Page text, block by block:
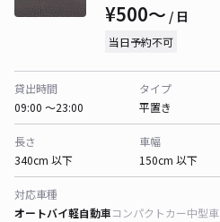
¥500〜 / 日
当日予約不可
貸出時間
09:00 〜23:00
タイプ
平置き
長さ
340cm 以下
車幅
150cm 以下
対応車種
オートバイ軽自動車コンパクトカー中型車